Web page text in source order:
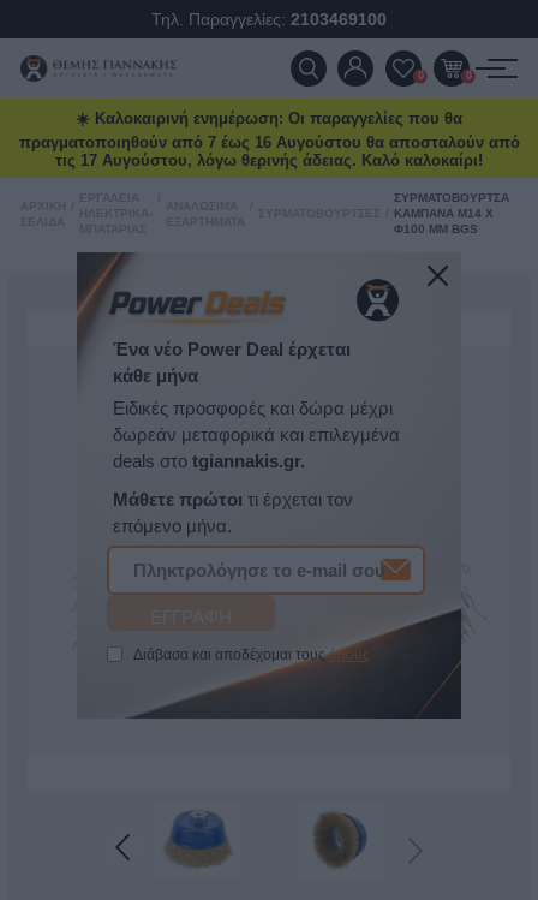
Τηλ. Παραγγελίες: 2103469100
ΠΡΟΪΌΝΤΑ
ΠΡΟΣΦΟΡΈΣ
ΕΠΙΚΟΙΝΩΝΊΑ
ΝΈΑ & ΆΡΘΡΑ
0 0
☀️ Καλοκαιρινή ενημέρωση: Οι παραγγελίες που θα
πραγματοποιηθούν από 7 έως 16 Αυγούστου θα αποσταλούν από
τις 17 Αυγούστου, λόγω θερινής άδειας. Καλό καλοκαίρι!
ΣΥΡΜΑΤΌΒΟΥΡΤΣΑ
ΚΑΜΠΆΝΑ M14 X
Φ100 MM BGS
Ένα νέο Power Deal έρχεται
κάθε μήνα
Ειδικές προσφορές και δώρα μέχρι
δωρεάν μεταφορικά και επιλεγμένα
deals στο tgiannakis.gr.
Μάθετε πρώτοι τι έρχεται τον
επόμενο μήνα.
Διάβασα και αποδέχομαι τουςόρους